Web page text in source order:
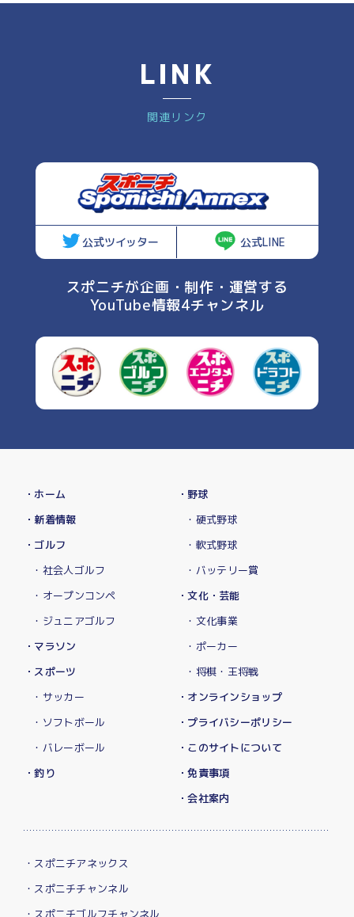
LINK
関連リンク
公式ツイッター 公式LINE
スポニチが企画・制作・運営する
YouTube情報4チャンネル
・ホーム
・新着情報
・ゴルフ
・社会人ゴルフ
・オープンコンペ
・ジュニアゴルフ
・マラソン
・スポーツ
・サッカー
・ソフトボール
・バレーボール
・釣り
・野球
・硬式野球
・軟式野球
・バッテリー賞
・文化・芸能
・文化事業
・ポーカー
・将棋・王将戦
・オンラインショップ
・プライバシーポリシー
・このサイトについて
・免責事項
・会社案内
・スポニチアネックス
・スポニチチャンネル
・スポニチゴルフチャンネル